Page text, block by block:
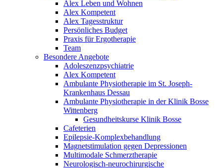
Alex Leben und Wohnen
Alex Kompetent
Alex Tagesstruktur
Persönliches Budget
Praxis für Ergotherapie
Team
Besondere Angebote
Adoleszenzpsychiatrie
Alex Kompetent
Ambulante Physiotherapie im St. Joseph-
Krankenhaus Dessau
Ambulante Physiotherapie in der Klinik Bosse
Wittenberg
Gesundheitskurse Klinik Bosse
Cafeterien
Epilepsie-Komplexbehandlung
Magnetstimulation gegen Depressionen
Multimodale Schmerztherapie
Neurologisch-neurochirurgische